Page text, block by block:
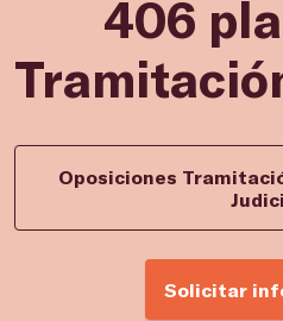
406
Oposiciones
Solicitar